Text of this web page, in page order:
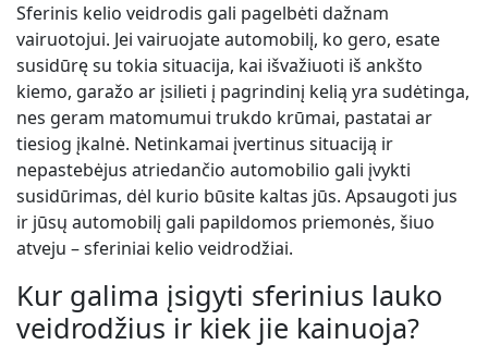
Sferinis kelio veidrodis gali pagelbėti dažnam
vairuotojui. Jei vairuojate automobilį, ko gero, esate
susidūrę su tokia situacija, kai išvažiuoti iš ankšto
kiemo, garažo ar įsilieti į pagrindinį kelią yra sudėtinga,
nes geram matomumui trukdo krūmai, pastatai ar
tiesiog įkalnė. Netinkamai įvertinus situaciją ir
nepastebėjus atriedančio automobilio gali įvykti
susidūrimas, dėl kurio būsite kaltas jūs. Apsaugoti jus
ir jūsų automobilį gali papildomos priemonės, šiuo
atveju – sferiniai kelio veidrodžiai.
Kur galima įsigyti sferinius lauko
veidrodžius ir kiek jie kainuoja?